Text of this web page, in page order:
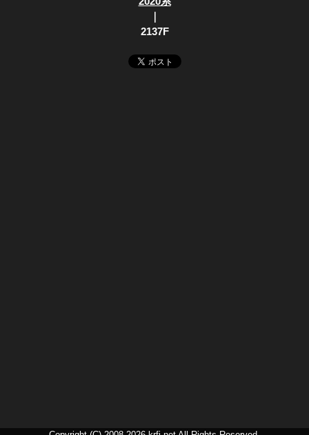
｜
2137F